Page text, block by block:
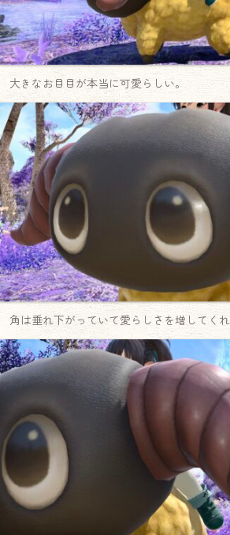
大きなお目目が本当に可愛らしい。
角は垂れ下がっていて愛らしさを増してくれ